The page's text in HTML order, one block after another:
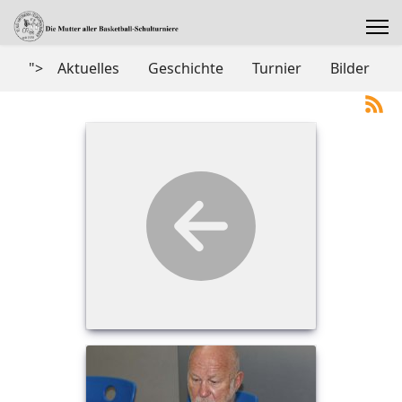
"> Aktuelles Geschichte Turnier Bilder